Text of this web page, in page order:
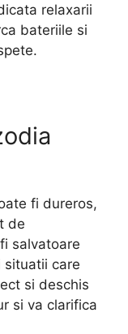
relaxarii
bateriile si
fi dureros,
de
salvatoare
care
si deschis
si va clarifica